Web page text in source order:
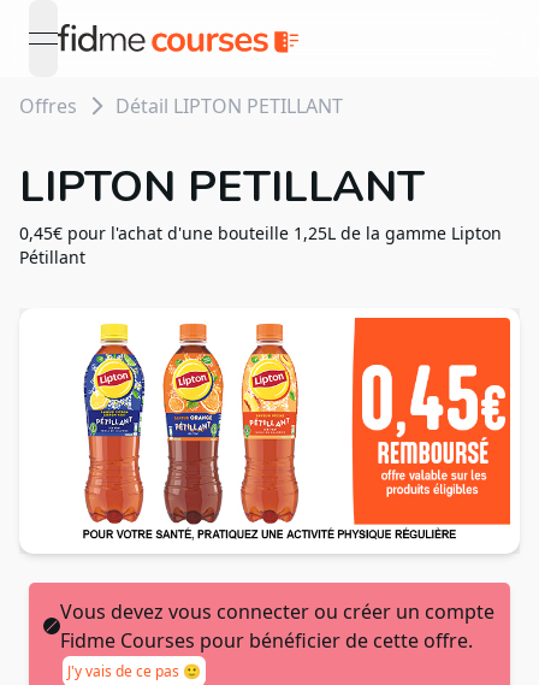
open navigation menu
Offres Détail LIPTON PETILLANT
LIPTON PETILLANT
0,45€ pour l'achat d'une bouteille 1,25L de la gamme Lipton
Pétillant
Vous devez vous connecter ou créer un compte
Fidme Courses pour bénéficier de cette offre.
J'y vais de ce pas 🙂